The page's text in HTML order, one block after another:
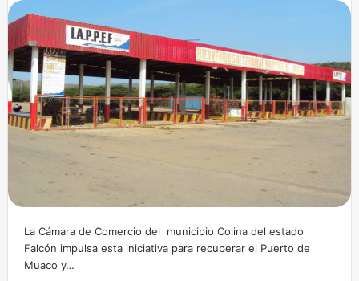
La Cámara de Comercio del municipio Colina del estado
Falcón impulsa esta iniciativa para recuperar el Puerto de
Muaco y…